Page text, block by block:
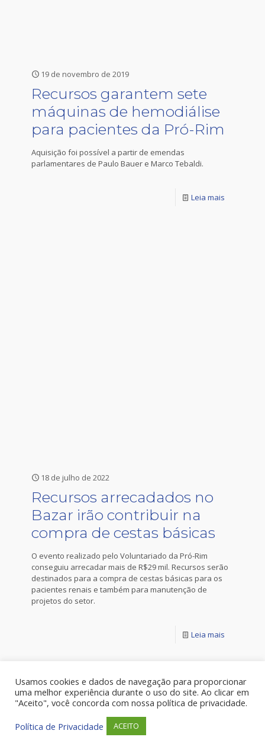
19 de novembro de 2019
Recursos garantem sete
máquinas de hemodiálise
para pacientes da Pró-Rim
Aquisição foi possível a partir de emendas
parlamentares de Paulo Bauer e Marco Tebaldi.
Leia mais
18 de julho de 2022
Recursos arrecadados no
Bazar irão contribuir na
compra de cestas básicas
O evento realizado pelo Voluntariado da Pró-Rim
conseguiu arrecadar mais de R$29 mil. Recursos serão
destinados para a compra de cestas básicas para os
pacientes renais e também para manutenção de
projetos do setor.
Leia mais
Usamos cookies e dados de navegação para proporcionar
uma melhor experiência durante o uso do site. Ao clicar em
"Aceito", você concorda com nossa política de privacidade.
Política de Privacidade
ACEITO